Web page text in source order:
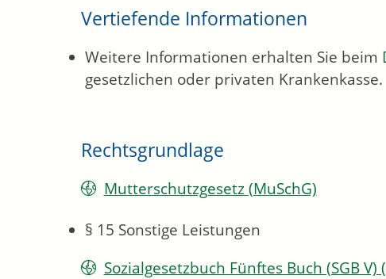
Vertiefende Informationen
Weitere Informationen erhalten Sie beim
gesetzlichen oder privaten Krankenkasse.
Rechtsgrundlage
Mutterschutzgesetz (MuSchG)
§ 15 Sonstige Leistungen
Sozialgesetzbuch Fünftes Buch (SGB